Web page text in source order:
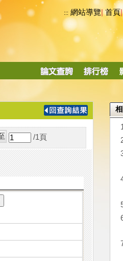
::: 網站導覽|首頁
導
/1 頁